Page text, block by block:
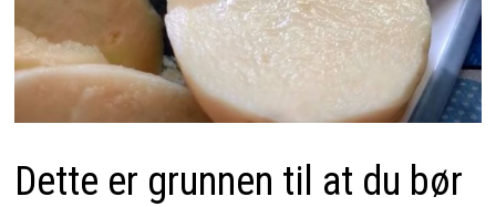
Dette er grunnen til at du bør